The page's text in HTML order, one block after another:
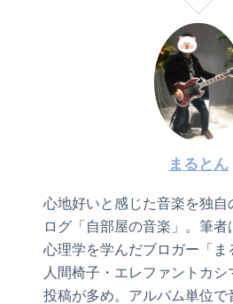
まるとん
心地好いと感じた音楽を独自
ログ「自部屋の音楽」。筆
心理学を学んだブロガー「ま
人間椅子・エレファントカ
投稿が多め。アルバム単位で